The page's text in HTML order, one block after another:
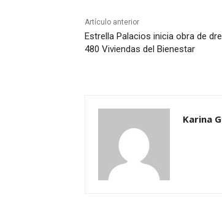
Artículo anterior
Estrella Palacios inicia obra de
480 Viviendas del Bienestar
Karina